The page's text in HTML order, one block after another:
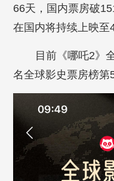
66天，国内票房破
在国内将持续上映至
目前《哪吒2》
名全球影史票房榜第5